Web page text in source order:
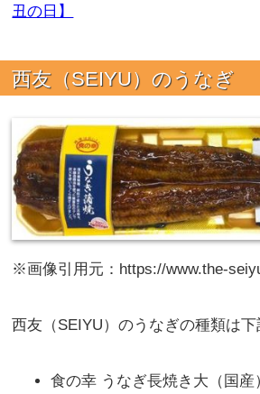
丑の日】
西友（SEIYU）のうなぎ
※画像引用元：https://www.the-
西友（SEIYU）のうなぎの種類は下
食の幸 うなぎ長焼き大（国産